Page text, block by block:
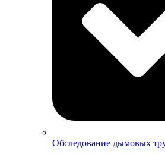
Обследование дымовых